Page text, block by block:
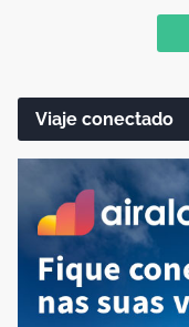
Viaje conectado